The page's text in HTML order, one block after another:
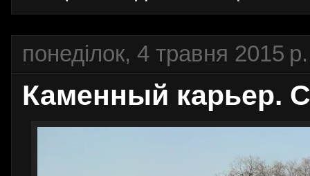
понеділок, 4 травня 2015 р.
Каменный карьер.